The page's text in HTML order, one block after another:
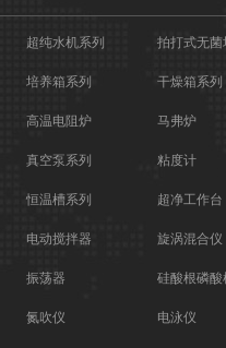
超纯水机系列 拍打式无菌
培养箱系列 干燥箱系列
高温电阻炉 马弗炉
真空泵系列 粘度计
恒温槽系列 超净工作台
电动搅拌器 旋涡混合仪
振荡器 硅酸根磷酸
氮吹仪 电泳仪